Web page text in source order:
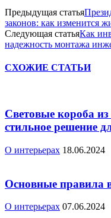
Предыдущая статья
законов: как изменится
Следующая статьяКак
надежность монтажа
СХОЖИЕ СТАТЬИ
Световые короба
стильное решение
О интерьерах 18.06.2024
Основные правила
О интерьерах 07.06.2024